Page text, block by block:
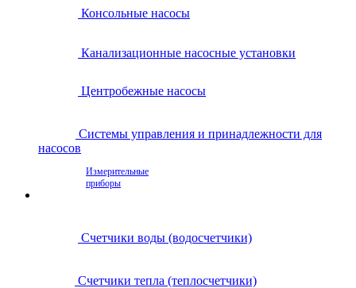
Консольные насосы
Канализационные насосные установки
Центробежные насосы
Системы управления и принадлежности для
насосов
Измерительные
приборы
Счетчики воды (водосчетчики)
Счетчики тепла (теплосчетчики)